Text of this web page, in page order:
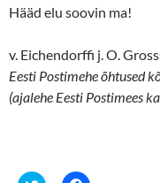
Hääd elu soovin ma!
v. Eichendorffi j. O.
Eesti Postimehe õhtused
(ajalehe Eesti Postimees